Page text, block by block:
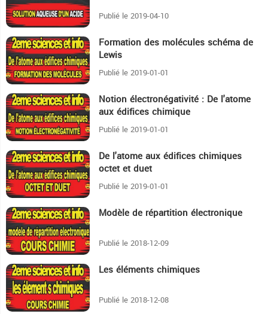
Publié le 2019-04-10
29:51 Formation des molécules schéma de
Lewis
Publié le 2019-01-01
13:52 Notion électronégativité : De l'atome
aux édifices chimique
Publié le 2019-01-01
10:54 De l'atome aux édifices chimiques
octet et duet
Publié le 2019-01-01
15:59 Modèle de répartition électronique
Publié le 2018-12-09
4:19 Les éléments chimiques
Publié le 2018-12-08